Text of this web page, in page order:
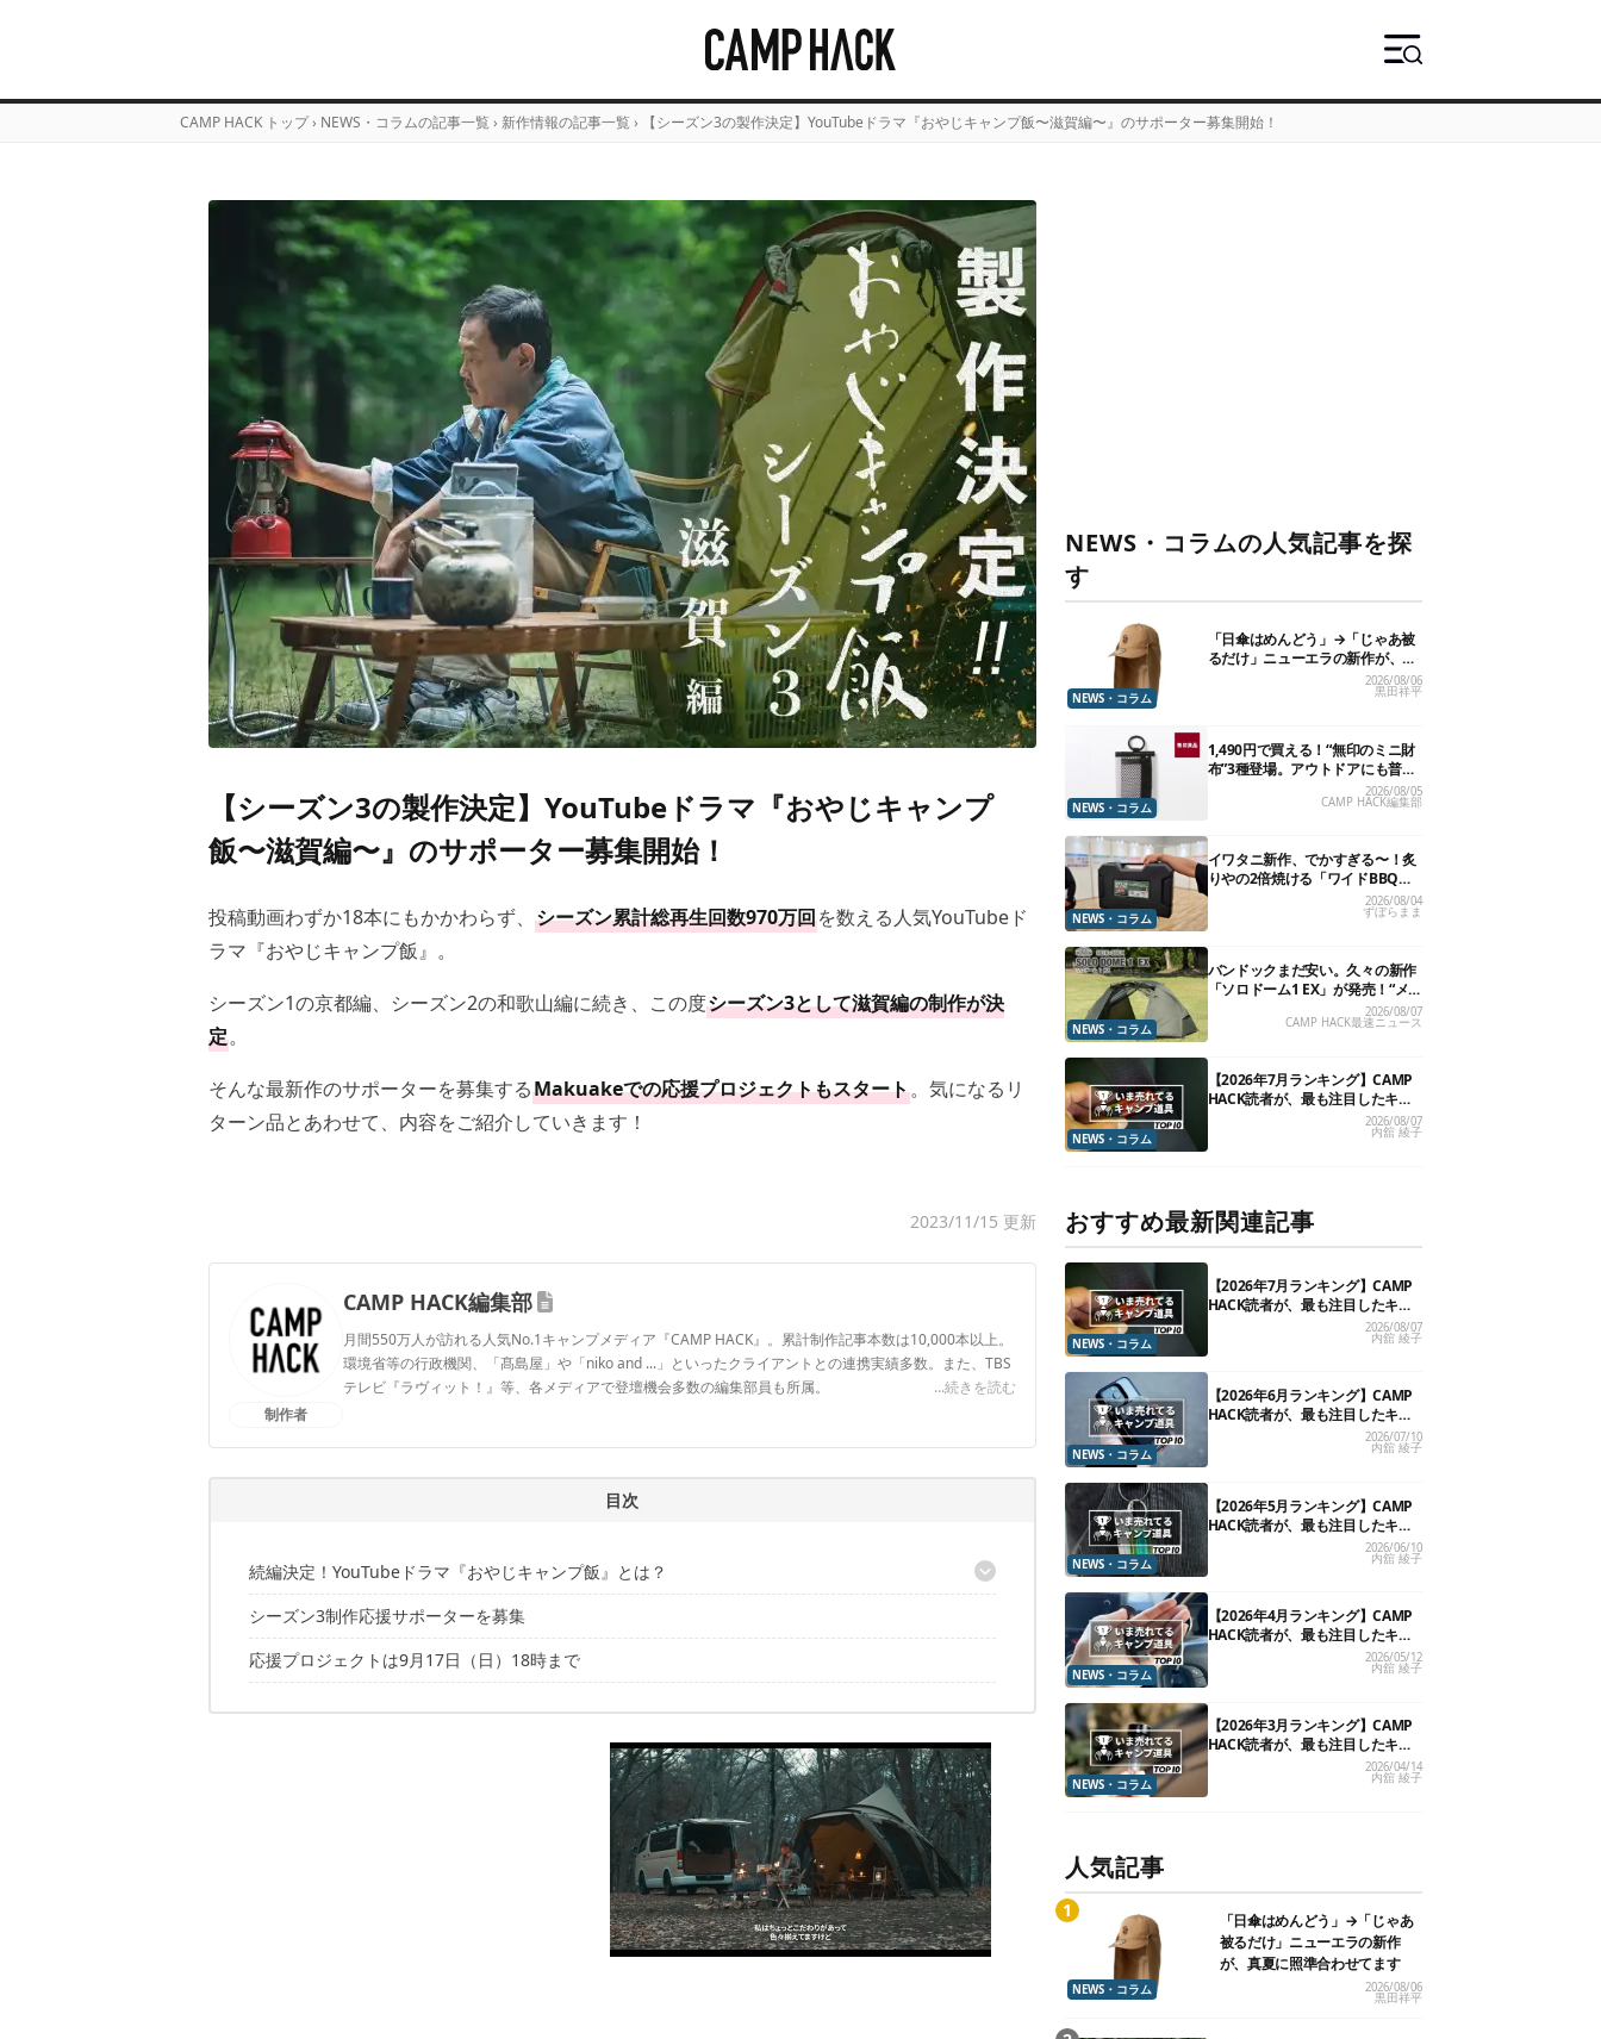
CAMP HACK トップ › NEWS・コラムの記事一覧 › 新作情報の記事一覧 › 【シーズン3の製作決定】YouTubeドラマ『おやじキャンプ飯〜滋賀編〜』のサポーター募集開始！
【シーズン3の製作決定】YouTubeドラマ『おやじキャンプ
飯〜滋賀編〜』のサポーター募集開始！
投稿動画わずか18本にもかかわらず、 シーズン累計総再生回数970万回を数える人気YouTubeド
ラマ『おやじキャンプ飯』。
シーズン1の京都編、シーズン2の和歌山編に続き、この度シーズン3として滋賀編の制作が決
定。
そんな最新作のサポーターを募集するMakuakeでの応援プロジェクトもスタート。気になるリ
ターン品とあわせて、内容をご紹介していきます！
2023/11/15 更新
制作者
CAMP HACK編集部
月間550万人が訪れる人気No.1キャンプメディア『CAMP HACK』。累計制作記事本数は10,000本以上。
環境省等の行政機関、「髙島屋」や「niko and ...」といったクライアントとの連携実績多数。また、TBS
テレビ『ラヴィット！』等、各メディアで登壇機会多数の編集部員も所属。
...続きを読む
目次
続編決定！YouTubeドラマ『おやじキャンプ飯』とは？
シーズン3の舞台は滋賀県へ！
シーズン3制作応援サポーターを募集
応援プロジェクトは9月17日（日）18時まで
NEWS・コラムの人気記事を探
す
NEWS・コラム
「日傘はめんどう」→「じゃあ被
るだけ」ニューエラの新作が、真
2026/08/06
黒田祥平
NEWS・コラム
1,490円で買える！“無印のミニ財
布”3種登場。アウトドアにも普段
2026/08/05
CAMP HACK編集部
NEWS・コラム
イワタニ新作、でかすぎる〜！炙
りやの2倍焼ける「ワイドBBQグ
リル」で“豪快焼肉”できるよ【再
販開始】
2026/08/04
ずぼらまま
NEWS・コラム
バンドックまだ安い。久々の新作
「ソロドーム1 EX」が発売！“メ
ッシュインナー”だけでも使える
よ【防災も◎】
2026/08/07
CAMP HACK最速ニュース
NEWS・コラム
【2026年7月ランキング】CAMP
HACK読者が、最も注目したキャ
2026/08/07
内舘 綾子
おすすめ最新関連記事
NEWS・コラム
【2026年7月ランキング】CAMP
HACK読者が、最も注目したキャ
2026/08/07
内舘 綾子
NEWS・コラム
【2026年6月ランキング】CAMP
HACK読者が、最も注目したキャ
2026/07/10
内舘 綾子
NEWS・コラム
【2026年5月ランキング】CAMP
HACK読者が、最も注目したキャ
ンプ道具TOP10
2026/06/10
内舘 綾子
NEWS・コラム
【2026年4月ランキング】CAMP
HACK読者が、最も注目したキャ
ンプ道具TOP10
2026/05/12
内舘 綾子
NEWS・コラム
【2026年3月ランキング】CAMP
HACK読者が、最も注目したキャ
ンプ道具TOP10
2026/04/14
内舘 綾子
人気記事
NEWS・コラム
「日傘はめんどう」→「じゃあ
被るだけ」ニューエラの新作
が、真夏に照準合わせてます
2026/08/06
黒田祥平